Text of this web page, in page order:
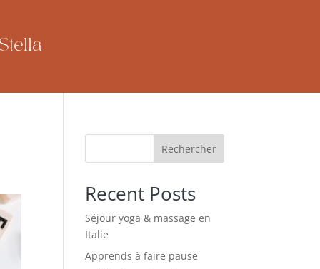
Rechercher
Recent Posts
Séjour yoga & massage en
Italie
Apprends à faire pause